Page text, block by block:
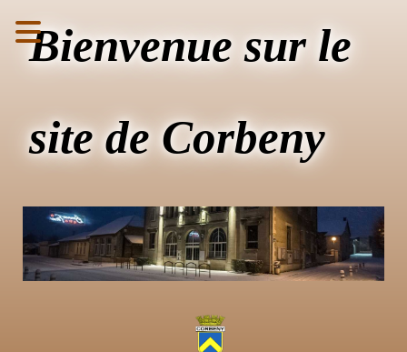
Bienvenue sur le
site de Corbeny